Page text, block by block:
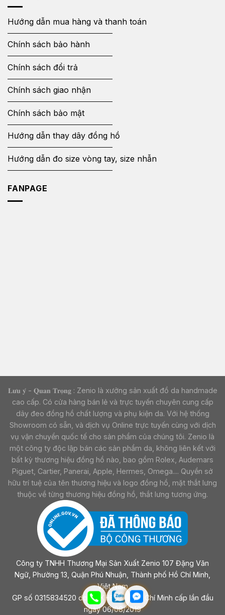
Hướng dẫn mua hàng và thanh toán
Chính sách bảo hành
Chính sách đổi trả
Chính sách giao nhận
Chính sách bảo mật
Hướng dẫn thay dây đồng hồ
Hướng dẫn đo size vòng tay, size nhẫn
FANPAGE
𝐋𝐮̛𝐮 𝐲́ - 𝐐𝐮𝐚𝐧 𝐓𝐫𝐨̣𝐧𝐠 : Zenio là xưởng sản xuất đồ da handmade
cao cấp. Có cửa hàng bán lẻ và trực tuyến chuyên cung cấp
dây đeo đồng hồ chất lượng và phụ kiện da. Với hệ thống
Showroom có sẵn, và dịch vụ Online trực tuyến cùng với dịch
vụ vận chuyển quốc tế cho sản phẩm của chúng tôi. Zenio là
một công ty độc lập bán các sản phẩm da, không liên kết với
bất kỳ thương hiệu đồng hồ nào, bao gồm Rolex, Audemars
Piguet, Cartier, Panerai, Apple, Hermes, Omega.... Quyền sở
hữu trí tuệ của tên thương hiệu và logo đồng hồ, mặt thắt lưng
thuộc về từng thương hiệu đồng hồ, thắt lưng tương ứng.
Công ty TNHH Thương Mại Sản Xuất Zenio 107 Đặng Văn
Ngữ, Phường 13, Quận Phú Nhuận, Thành phố Hồ Chí Minh,
Việt Nam
GP số 0315834520 do sở KHĐT Tp Hồ Chí Minh cấp lần đầu
ngày 06/08/2019